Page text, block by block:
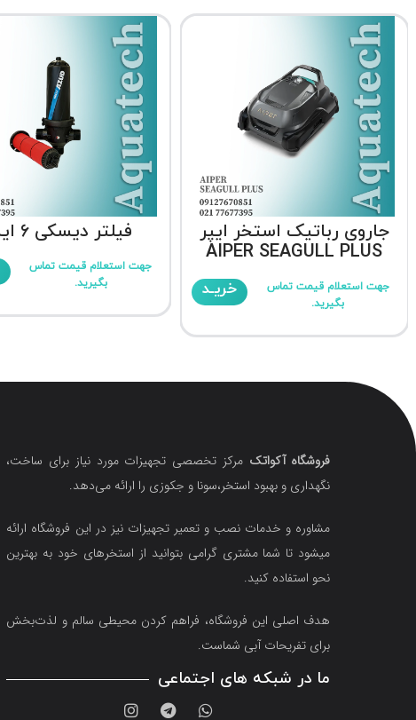
جاروی رباتیک استخر ایپر
AIPER SEAGULL PLUS
جهت استعلام قیمت تماس
بگیرید.
خریـد
فیلتر دیسکی 6 اینچ
جهت استعلام قیمت تماس
بگیرید.
فروشگاه آکواتک مرکز تخصصی تجهیزات مورد نیاز برای ساخت،
نگهداری و بهبود استخر،سونا و جکوزی را ارائه می‌دهد.
مشاوره و خدمات نصب و تعمیر تجهیزات نیز در این فروشگاه ارائه
میشود تا شما مشتری گرامی بتوانید از استخرهای خود به بهترین
نحو استفاده کنید.
هدف اصلی این فروشگاه‌، فراهم کردن محیطی سالم و لذت‌بخش
برای تفریحات آبی شماست.
ما در شبکه های اجتماعی